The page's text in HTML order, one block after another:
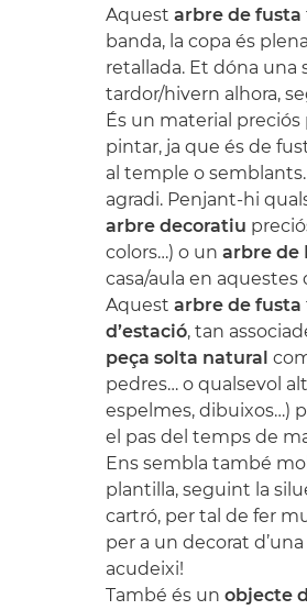
Aquest arbre de fusta
banda, la copa és
retallada. Et dóna una
tardor/hivern alhora,
És un material preciós
pintar, ja que és de
al temple o
agradi. Penjant-hi
arbre decoratiu
colors…) o un arbre de
casa/aula en aquestes
Aquest arbre de fusta
d’estació, tan
peça solta natural
pedres… o qualsevol
espelmes, dibuixos…)
el pas del temps de
Ens sembla també
plantilla, seguint la
cartró, per tal de fer
per a un decorat
acudeixi!
També és un objecte